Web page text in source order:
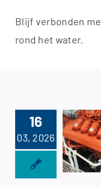
Blijf verbonden
rond het water.
16
03, 2026
5
DC16
DC13
Vlot